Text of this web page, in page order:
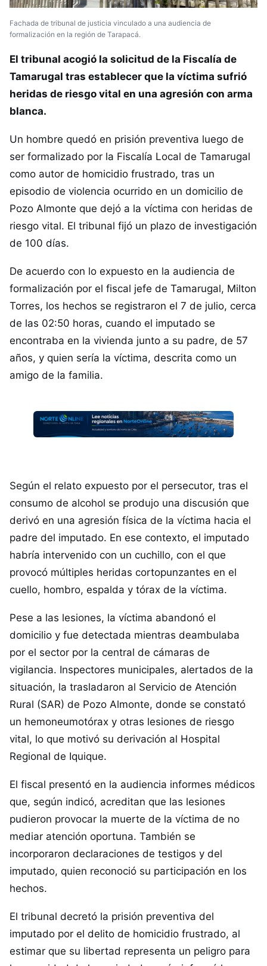
Fachada de tribunal de justicia vinculado a una audiencia de
formalización en la región de Tarapacá.
El tribunal acogió la solicitud de la Fiscalía de
Tamarugal tras establecer que la víctima sufrió
heridas de riesgo vital en una agresión con arma
blanca.
Un hombre quedó en prisión preventiva luego de
ser formalizado por la Fiscalía Local de Tamarugal
como autor de homicidio frustrado, tras un
episodio de violencia ocurrido en un domicilio de
Pozo Almonte que dejó a la víctima con heridas de
riesgo vital. El tribunal fijó un plazo de investigación
de 100 días.
De acuerdo con lo expuesto en la audiencia de
formalización por el fiscal jefe de Tamarugal, Milton
Torres, los hechos se registraron el 7 de julio, cerca
de las 02:50 horas, cuando el imputado se
encontraba en la vivienda junto a su padre, de 57
años, y quien sería la víctima, descrita como un
amigo de la familia.
Según el relato expuesto por el persecutor, tras el
consumo de alcohol se produjo una discusión que
derivó en una agresión física de la víctima hacia el
padre del imputado. En ese contexto, el imputado
habría intervenido con un cuchillo, con el que
provocó múltiples heridas cortopunzantes en el
cuello, hombro, espalda y tórax de la víctima.
Pese a las lesiones, la víctima abandonó el
domicilio y fue detectada mientras deambulaba
por el sector por la central de cámaras de
vigilancia. Inspectores municipales, alertados de la
situación, la trasladaron al Servicio de Atención
Rural (SAR) de Pozo Almonte, donde se constató
un hemoneumotórax y otras lesiones de riesgo
vital, lo que motivó su derivación al Hospital
Regional de Iquique.
El fiscal presentó en la audiencia informes médicos
que, según indicó, acreditan que las lesiones
pudieron provocar la muerte de la víctima de no
mediar atención oportuna. También se
incorporaron declaraciones de testigos y del
imputado, quien reconoció su participación en los
hechos.
El tribunal decretó la prisión preventiva del
imputado por el delito de homicidio frustrado, al
estimar que su libertad representa un peligro para